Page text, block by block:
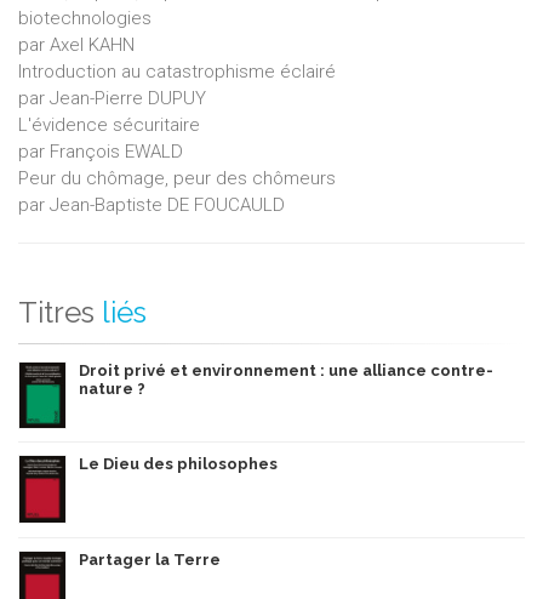
biotechnologies
par Axel KAHN
Introduction au catastrophisme éclairé
par Jean-Pierre DUPUY
L'évidence sécuritaire
par François EWALD
Peur du chômage, peur des chômeurs
par Jean-Baptiste DE FOUCAULD
Titres liés
Droit privé et environnement : une alliance contre-
nature ?
Le Dieu des philosophes
Partager la Terre